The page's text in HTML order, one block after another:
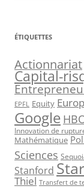
ÉTIQUETTES
Actionnariat
Capital-
EPFL Equity
Google
Innovation de
Mathématique
Sciences
Stanford
Thiel Transfert de